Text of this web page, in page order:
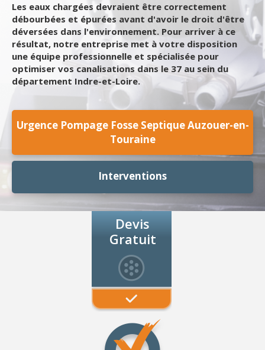
Les eaux chargées devraient être correctement
débourbées et épurées avant d'avoir le droit d'être
déversées dans l'environnement. Pour arriver à ce
résultat, notre entreprise met à votre disposition
une équipe professionnelle et spécialisée pour
optimiser vos canalisations dans le 37 au sein du
département Indre-et-Loire.
Urgence Pompage Fosse Septique Auzouer-en-
Touraine
Interventions
Devis
Gratuit